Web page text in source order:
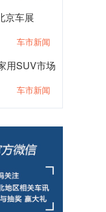
京车展
车市新闻
用SUV市场
车市新闻